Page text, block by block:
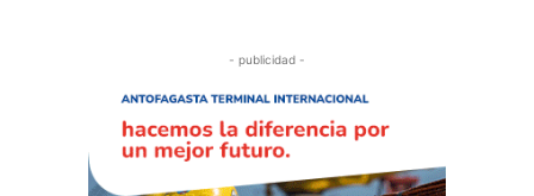
- publicidad -